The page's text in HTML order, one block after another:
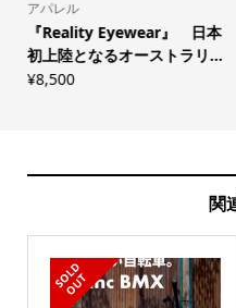
アパレル
『Reality Eyewear』 日本
初上陸となるオーストラリ...
¥8,500
関
S
O
L
D
O
U
T